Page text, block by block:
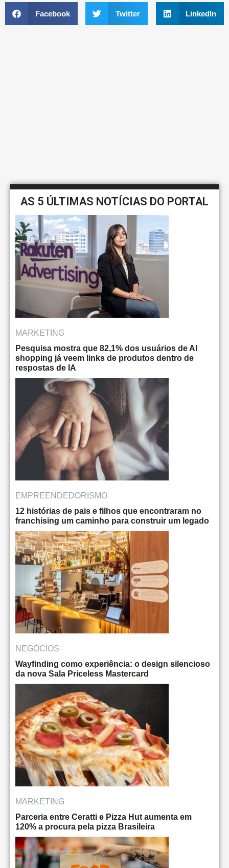
Facebook Twitter LinkedIn
AS 5 ÚLTIMAS NOTÍCIAS DO PORTAL
MARKETING
Pesquisa mostra que 82,1% dos usuários de AI
shopping já veem links de produtos dentro de
respostas de IA
EMPREENDEDORISMO
12 histórias de pais e filhos que encontraram no
franchising um caminho para construir um legado
NEGÓCIOS
Wayfinding como experiência: o design silencioso
da nova Sala Priceless Mastercard
MARKETING
Parceria entre Ceratti e Pizza Hut aumenta em
120% a procura pela pizza Brasileira